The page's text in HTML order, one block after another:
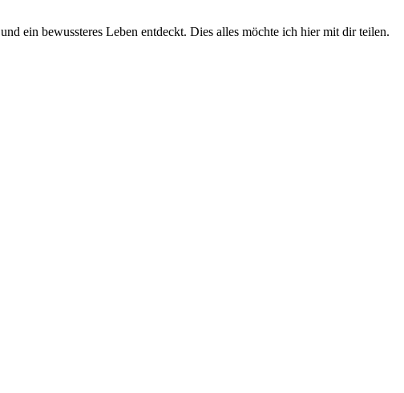
ein bewussteres Leben entdeckt. Dies alles möchte ich hier mit dir teilen.